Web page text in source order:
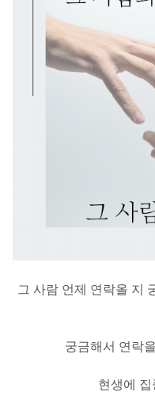
그 사람 언제 연락올 지
궁금해서 연락
현생에